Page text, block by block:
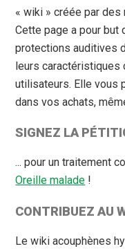
« wiki » créée par
Cette page a pour
protections auditives
leurs caractéristiques
utilisateurs. Elle vous
dans vos achats,
SIGNEZ LA
... pour un traitement
Oreille malade !
CONTRIBUEZ AU
Le wiki acouphènes